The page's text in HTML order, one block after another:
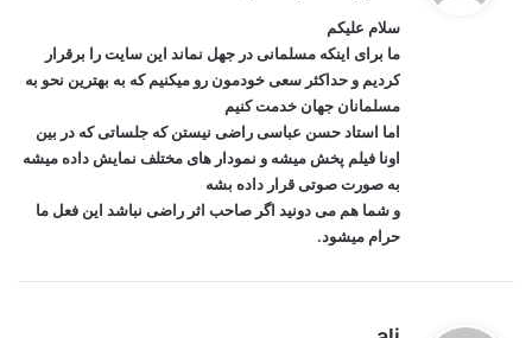
سلام علیکم
ما برای اینکه مسلمانی در جهل نماند این سایت را برقرار
کردیم و حداکثر سعی خودمون رو میکنیم که به بهترین نحو به
مسلمانان جهان خدمت کنیم
اما استاد حسن عباسی راضی نیستن که جلساتی که در بین
اونا فیلم پخش میشه و نمودار های مختلف نمایش داده میشه
به صورت صوتی قرار داده بشه
و شما هم می دونید اگر صاحب اثر راضی نباشد این فعل ما
حرام میشود.